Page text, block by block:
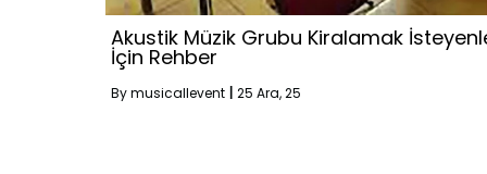
Akustik Müzik Grubu Kiralamak
İçin Rehber
Bymusicallevent 25 Ara, 25